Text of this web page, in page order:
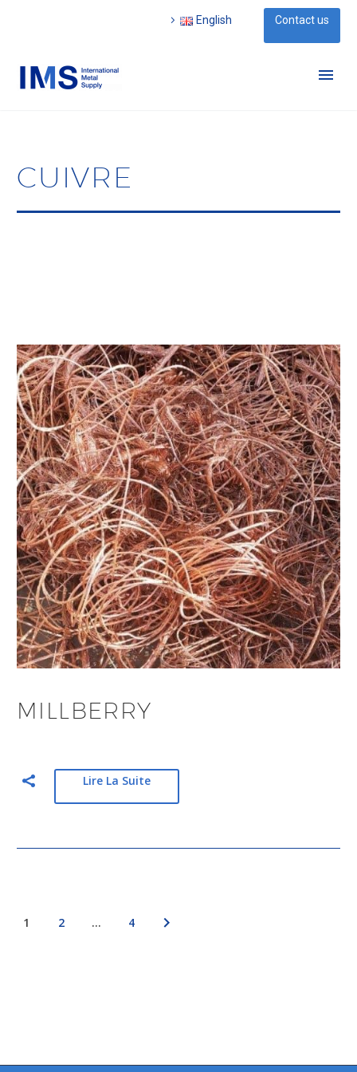
English Contact us
CUIVRE
MILLBERRY
Lire La Suite
1 2 … 4